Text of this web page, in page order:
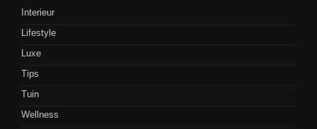
Interieur
Lifestyle
Luxe
Tips
Tuin
Wellness